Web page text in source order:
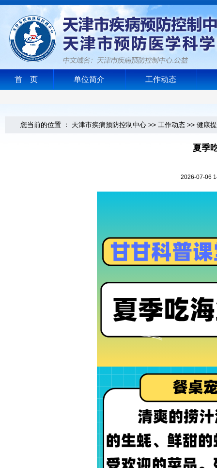
首 页 单位简介 工作动态
您当前的位置 ： 天津市疾病预防控制中心 >> 工作动态 >> 健康
夏季
2026-07-06